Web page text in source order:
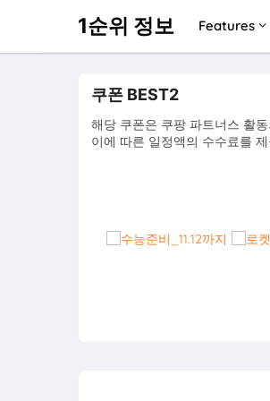
1순위 정보 Features
쿠폰 BEST2
해당 쿠폰은 쿠팡 파트너스 활
이에 따른 일정액의 수수료를